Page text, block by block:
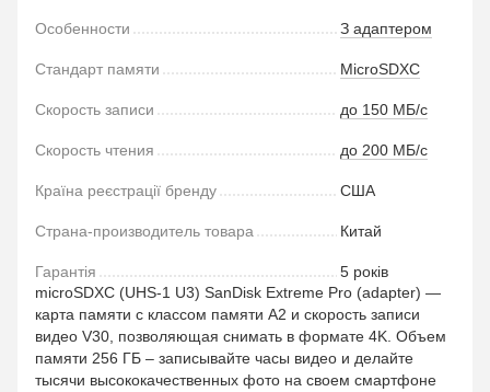
Особенности З адаптером
Стандарт памяти MicroSDXC
Скорость записи до 150 МБ/с
Скорость чтения до 200 МБ/с
Країна реєстрації бренду США
Страна-производитель товара Китай
Гарантія
5 років
microSDXC (UHS-1 U3) SanDisk Extreme Pro (adapter) —
карта памяти с классом памяти A2 и скорость записи
видео V30, позволяющая снимать в формате 4K. Объем
памяти 256 ГБ – записывайте часы видео и делайте
тысячи высококачественных фото на своем смартфоне